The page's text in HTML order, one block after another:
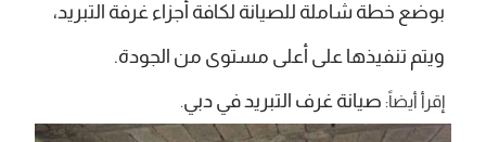
بوضع خطة شاملة للصيانة لكافة أجزاء غرفة التبريد،
ويتم تنفيذها على أعلى مستوى من الجودة.
إقرأ أيضاً: صيانة غرف التبريد في دبي.